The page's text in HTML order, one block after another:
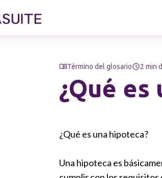
Término del glosario 2 min
¿Qué es
¿Qué es una hipoteca?
Una hipoteca es